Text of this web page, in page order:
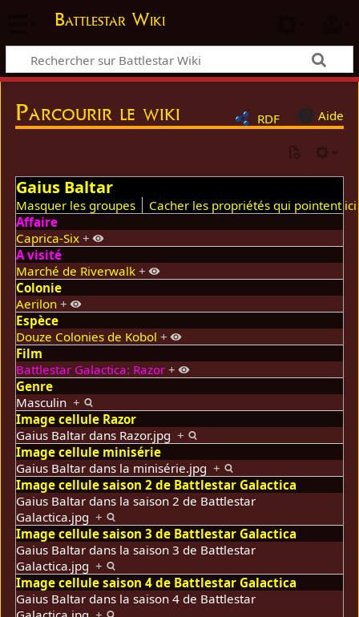
Battlestar Wiki
RDF Aide
Parcourir le wiki
Gaius Baltar
Masquer les groupes
Cacher les propriétés qui pointent ici
Affaire
Caprica-Six +
A visité
Marché de Riverwalk +
Colonie
Aerilon +
Espèce
Douze Colonies de Kobol +
Film
Battlestar Galactica: Razor +
Genre
Masculin+
Image cellule Razor
Gaius Baltar dans Razor.jpg+
Image cellule minisérie
Gaius Baltar dans la minisérie.jpg+
Image cellule saison 2 de Battlestar Galactica
Gaius Baltar dans la saison 2 de Battlestar
Galactica.jpg+
Image cellule saison 3 de Battlestar Galactica
Gaius Baltar dans la saison 3 de Battlestar
Galactica.jpg+
Image cellule saison 4 de Battlestar Galactica
Gaius Baltar dans la saison 4 de Battlestar